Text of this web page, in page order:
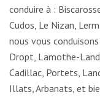
conduire à :
Cudos, Le Nizan,
nous vous
Dropt, Lamothe-
Cadillac, Portets,
Illats, Arbanats, et